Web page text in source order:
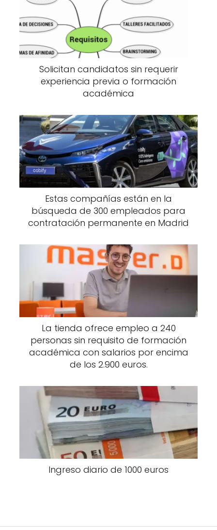
Solicitan candidatos sin requerir
experiencia previa o formación
académica
Estas compañías están en la
búsqueda de 300 empleados para
contratación permanente en Madrid
La tienda ofrece empleo a 240
personas sin requisito de formación
académica con salarios por encima
de los 2.900 euros.
Ingreso diario de 1000 euros